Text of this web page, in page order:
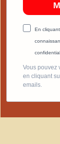
En
Vous pouvez
en cliquant
emails.